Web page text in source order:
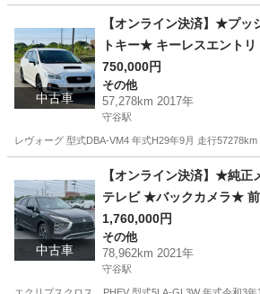
守谷駅 インサイト
中古車
【オンライン決済】★プ
トキー★ キーレスエント
★ パワーウインドウ ★純
クモニター★2年車検付き★
750,000円
その他
57,278km 2017年
守谷駅
レヴォーグ 型式DBA-VM4 年式H29年9月 走行
守谷駅 その他
中古車
【オンライン決済】★純
テレビ ★バックカメラ★
シートヒータ ★ステアリン
★ハーフレザーシート
車検付き★
1,760,000円
その他
78,962km 2021年
守谷駅